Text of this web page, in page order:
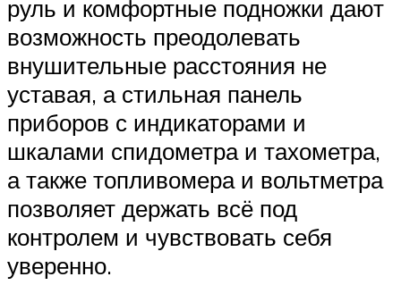
руль и комфортные подножки дают
возможность преодолевать
внушительные расстояния не
уставая, а стильная панель
приборов с индикаторами и
шкалами спидометра и тахометра,
а также топливомера и вольтметра
позволяет держать всё под
контролем и чувствовать себя
уверенно.